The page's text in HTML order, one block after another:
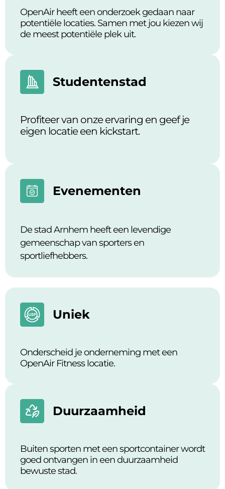
OpenAir heeft een onderzoek gedaan naar
potentiële locaties. Samen met jou kiezen wij
de meest potentiële plek uit.
Studentenstad
Profiteer van onze ervaring en geef je
eigen locatie een kickstart.
Evenementen
De stad Arnhem heeft een levendige
gemeenschap van sporters en
sportliefhebbers.
Uniek
Onderscheid je onderneming met een
OpenAir Fitness locatie.
Duurzaamheid
Buiten sporten met een sportcontainer wordt
goed ontvangen in een duurzaamheid
bewuste stad.